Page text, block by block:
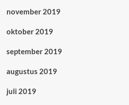
november 2019
oktober 2019
september 2019
augustus 2019
juli 2019